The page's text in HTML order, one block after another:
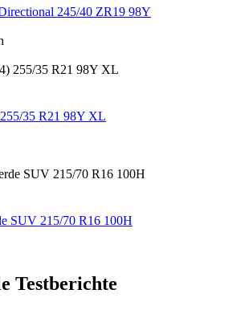
245/40 ZR19 98Y
35 R21 98Y XL
SUV 215/70 R16 100H
Testberichte